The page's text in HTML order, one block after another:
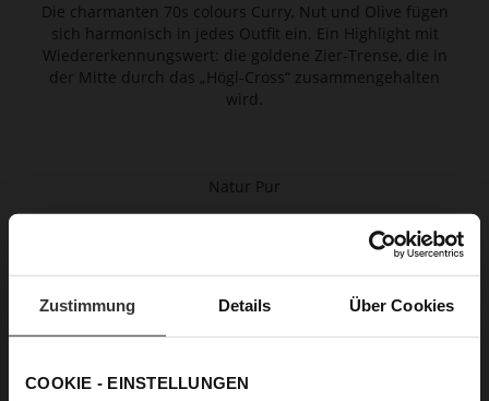
Zustimmung Details Über Cookies
COOKIE - EINSTELLUNGEN
Die charmanten 70s colours Curry, Nut und Olive fügen
sich harmonisch in jedes Outfit ein. Ein Highlight mit
Wiedererkennungswert: die goldene Zier-Trense, die in
der Mitte durch das „Högl-Cross“ zusammengehalten
wird.
Natur Pur
Naturmaterial Canvas gefertigt. Das Gemisch aus
Baumwolle und Leinen macht sie strapazierfähig,
der Saison.